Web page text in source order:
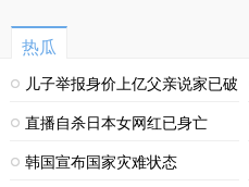
热瓜
儿子举报身价上亿父亲说家已破
碎 直播自杀日本女网红已身亡
韩国宣布国家灾难状态